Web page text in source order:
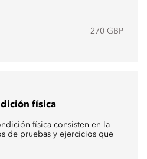
270 GBP
física
física consisten en la
de pruebas y ejercicios que